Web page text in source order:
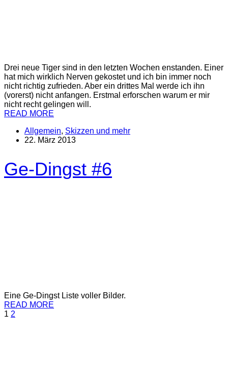
Drei neue Tiger sind in den letzten Wochen enstanden. Einer
hat mich wirklich Nerven gekostet und ich bin immer noch
nicht richtig zufrieden. Aber ein drittes Mal werde ich ihn
(vorerst) nicht anfangen. Erstmal erforschen warum er mir
nicht recht gelingen will.
READ MORE
Allgemein, Skizzen und mehr
22. März 2013
Ge-Dingst #6
Eine Ge-Dingst Liste voller Bilder.
READ MORE
1 2